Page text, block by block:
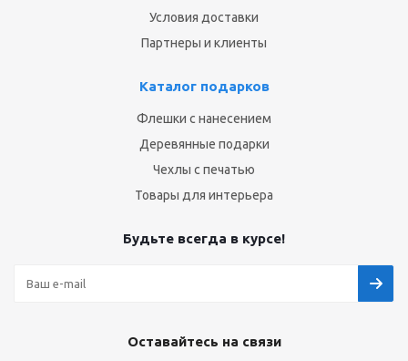
Условия доставки
Партнеры и клиенты
Каталог подарков
Флешки с нанесением
Деревянные подарки
Чехлы с печатью
Товары для интерьера
Будьте всегда в курсе!
Оставайтесь на связи